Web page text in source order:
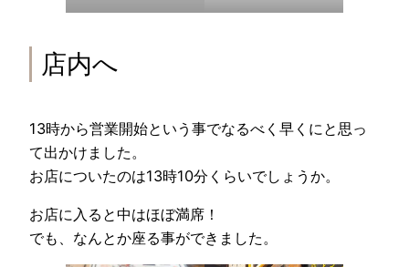
店内へ
13時から営業開始という事でなるべく早くにと思っ
て出かけました。
お店についたのは13時10分くらいでしょうか。
お店に入ると中はほぼ満席！
でも、なんとか座る事ができました。